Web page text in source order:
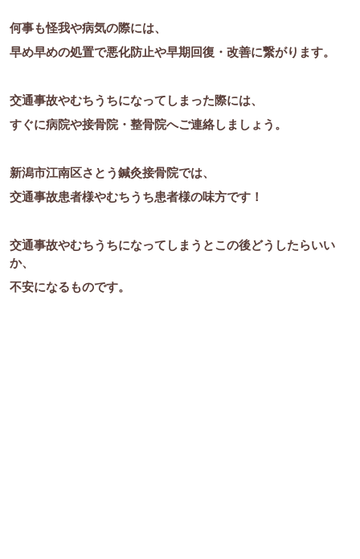
何事も怪我や病気の際には、
早め早めの処置で悪化防止や早期回復・改善に繋がります。
交通事故やむちうちになってしまった際には、
すぐに病院や接骨院・整骨院へご連絡しましょう。
新潟市江南区さとう鍼灸接骨院では、
交通事故患者様やむちうち患者様の味方です！
交通事故やむちうちになってしまうとこの後どうしたらいい
か、
不安になるものです。